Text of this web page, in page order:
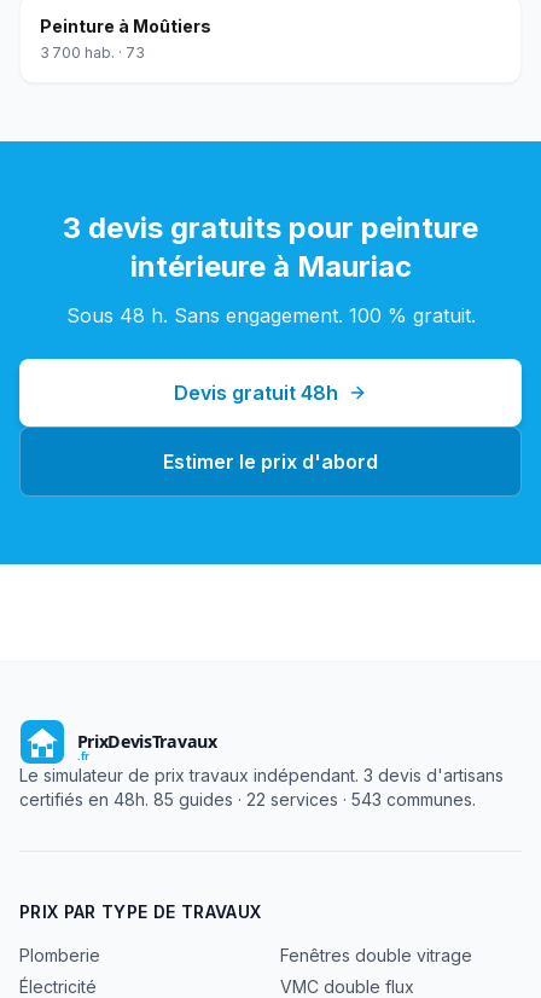
Peinture à Moûtiers
3 700 hab. · 73
3 devis gratuits pour peinture
intérieureà Mauriac
Sous 48 h. Sans engagement. 100 % gratuit.
Devis gratuit 48h
Estimer le prix d'abord
Le simulateur de prix travaux indépendant. 3 devis d'artisans
certifiés en 48h. 85 guides · 22 services · 543 communes.
PRIX PAR TYPE DE TRAVAUX
Plomberie
Électricité
Fenêtres double vitrage
VMC double flux